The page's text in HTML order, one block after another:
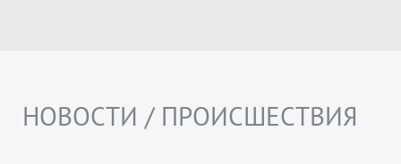
НОВОСТИ / ПРОИСШЕСТВИЯ